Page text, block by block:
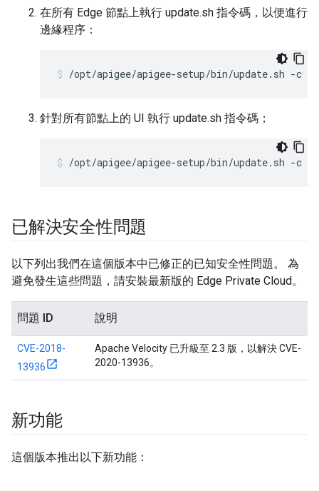
在所有 Edge 節點上執行 update.sh 指令碼，以便進行
邊緣程序：
/opt/apigee/apigee-setup/bin/update.sh -c
針對所有節點上的 UI 執行 update.sh 指令碼；
/opt/apigee/apigee-setup/bin/update.sh -c
已解決安全性問題
以下列出我們在這個版本中已修正的已知安全性問題。 為
避免發生這些問題，請安裝最新版的 Edge Private Cloud。
問題 ID 說明
CVE-2018-
13936
Apache Velocity 已升級至 2.3 版，以解決 CVE-
2020-13936。
新功能
這個版本推出以下新功能：